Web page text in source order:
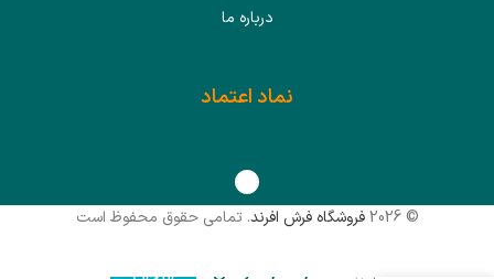
درباره ما
نماد اعتماد
© 2026 فروشگاه فرش افرند. تمامی حقوق محفوظ است
4,800,000 تومان